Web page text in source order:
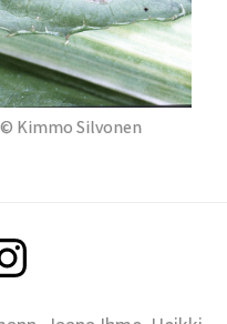
Kimmo Silvonen